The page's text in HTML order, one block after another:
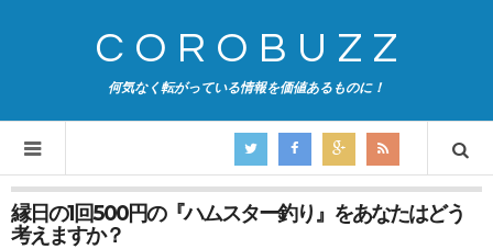
COROBUZZ
何気なく転がっている情報を価値あるものに！
縁日の1回500円の『ハムスター釣り』をあなたはどう
考えますか？